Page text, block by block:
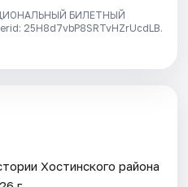
БИЛЕТНЫЙ
25H8d7vbP8SRTvHZrUcdLB.
Хостинского района